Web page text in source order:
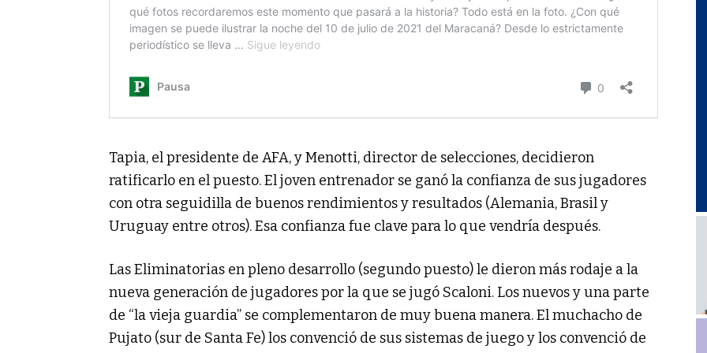
Tapia, el presidente de AFA, y Menotti, director de selecciones, decidieron
ratificarlo en el puesto. El joven entrenador se ganó la confianza de sus jugadores
con otra seguidilla de buenos rendimientos y resultados (Alemania, Brasil y
Uruguay entre otros). Esa confianza fue clave para lo que vendría después.
Las Eliminatorias en pleno desarrollo (segundo puesto) le dieron más rodaje a la
nueva generación de jugadores por la que se jugó Scaloni. Los nuevos y una parte
de “la vieja guardia” se complementaron de muy buena manera. El muchacho de
Pujato (sur de Santa Fe) los convenció de sus sistemas de juego y los convenció de